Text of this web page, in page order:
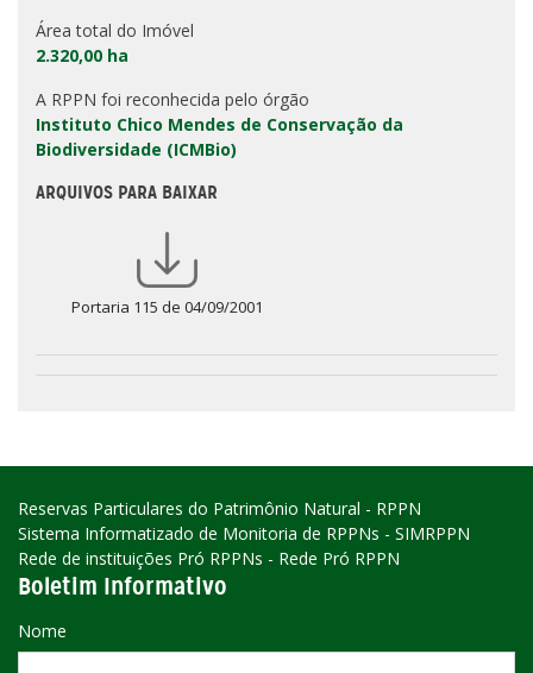
Área total do Imóvel
2.320,00 ha
A RPPN foi reconhecida pelo órgão
Instituto Chico Mendes de Conservação da
Biodiversidade (ICMBio)
ARQUIVOS PARA BAIXAR
Portaria 115 de 04/09/2001
Reservas Particulares do Patrimônio Natural - RPPN
Sistema Informatizado de Monitoria de RPPNs - SIMRPPN
Rede de instituições Pró RPPNs - Rede Pró RPPN
Boletim Informativo
Nome